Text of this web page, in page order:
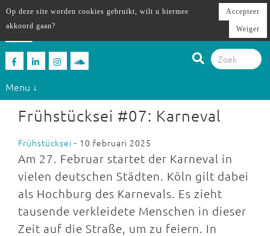
Menu ↓
Frühstücksei #07: Karneval
Frühstücksei - 10 februari 2025
Am 27. Februar startet der Karneval in
vielen deutschen Städten. Köln gilt dabei
als Hochburg des Karnevals. Es zieht
tausende verkleidete Menschen in dieser
Zeit auf die Straße, um zu feiern. In
Op deze site worden cookies gebruikt, wilt u hiermee
akkoord gaan?
Accepteer
Weiger